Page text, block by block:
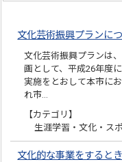
文化芸術振興プランに
文化芸術振興プランは
画として、平成26年度
実施をとおして本市に
れ市…
【カテゴリ】
生涯学習・文化・ス
文化的な事業をすると